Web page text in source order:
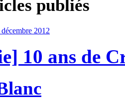
publiés
décembre 2012
10 ans de